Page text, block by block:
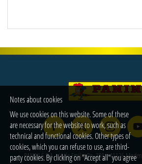
PANINI S.P.A. - Viale Emilio Po, 380 - 41126
Notes about cookies
We use cookies on this website. Some of these
are necessary for the website to work, such as
technical and functional cookies. Other types of
cookies, which you can refuse to use, are third-
party cookies. By clicking on "Accept all" you agree